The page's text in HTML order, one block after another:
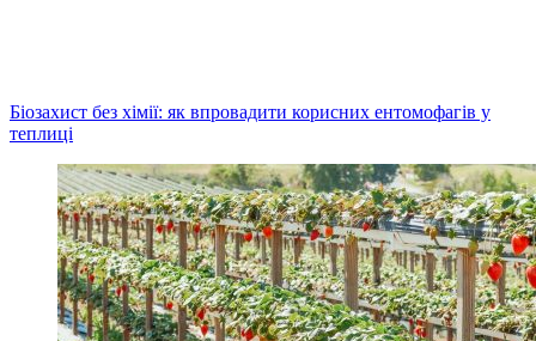
Біозахист без хімії: як впровадити корисних ентомофагів у
теплиці